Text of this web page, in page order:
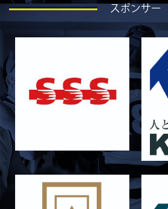
ラストイヤーにかける想い-石
STAFF blog
ラストイヤーにかける想い-芦
STAFF blog
ラストイヤーにかける想い-青田
2026/06/27
STAFF blog
STAFF blog
【Rits Familyのバトン】vol. 2
2026/06/21
6月21日 京都大学
2026/06/19
STAFF blog
スポンサー